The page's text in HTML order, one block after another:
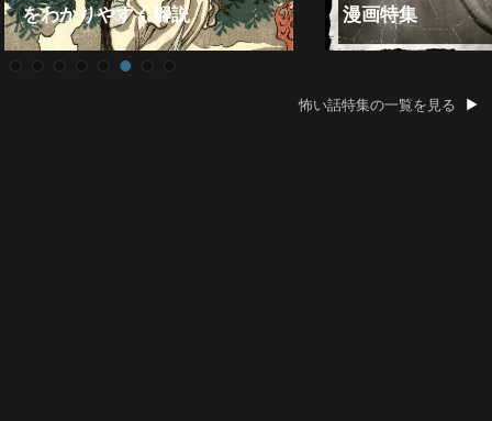
をわかりやすく解説
漫画特集
怖い話特集の一覧を見る